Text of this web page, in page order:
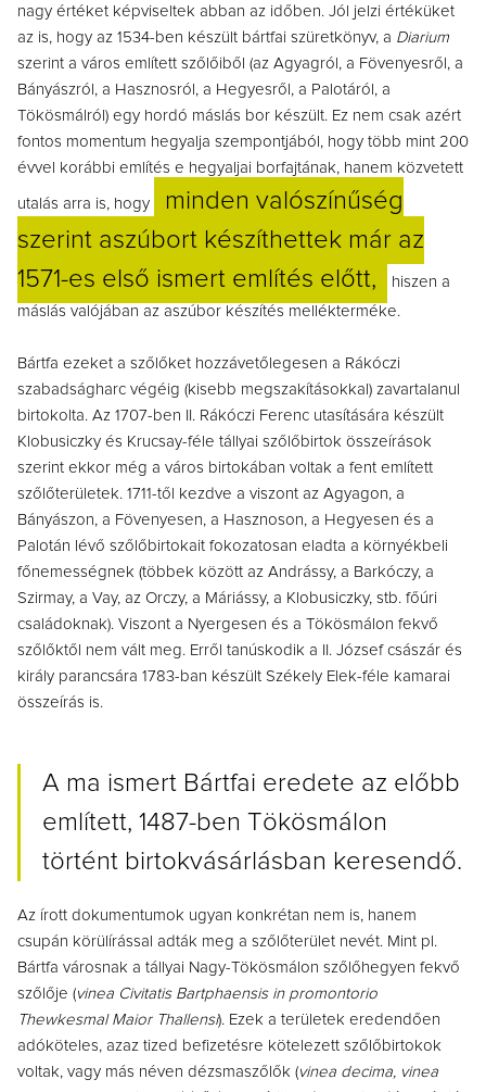
nagy értéket képviseltek abban az időben. Jól jelzi értéküket
az is, hogy az 1534-ben készült bártfai szüretkönyv, a Diarium
szerint a város említett szőlőiből (az Agyagról, a Fövenyesről, a
Bányászról, a Hasznosról, a Hegyesről, a Palotáról, a
Tökösmálról) egy hordó máslás bor készült. Ez nem csak azért
fontos momentum hegyalja szempontjából, hogy több mint 200
évvel korábbi említés e hegyaljai borfajtának, hanem közvetett
utalás arra is, hogy
minden valószínűség
szerint aszúbort készíthettek már az
1571-es első ismert említés előtt,
hiszen a
máslás valójában az aszúbor készítés mellékterméke.
Bártfa ezeket a szőlőket hozzávetőlegesen a Rákóczi
szabadságharc végéig (kisebb megszakításokkal) zavartalanul
birtokolta. Az 1707-ben II. Rákóczi Ferenc utasítására készült
Klobusiczky és Krucsay-féle tállyai szőlőbirtok összeírások
szerint ekkor még a város birtokában voltak a fent említett
szőlőterületek. 1711-től kezdve a viszont az Agyagon, a
Bányászon, a Fövenyesen, a Hasznoson, a Hegyesen és a
Palotán lévő szőlőbirtokait fokozatosan eladta a környékbeli
főnemességnek (többek között az Andrássy, a Barkóczy, a
Szirmay, a Vay, az Orczy, a Máriássy, a Klobusiczky, stb. főúri
családoknak). Viszont a Nyergesen és a Tökösmálon fekvő
szőlőktől nem vált meg. Erről tanúskodik a II. József császár és
király parancsára 1783-ban készült Székely Elek-féle kamarai
összeírás is.
A ma ismert Bártfai eredete az előbb
említett, 1487-ben Tökösmálon
történt birtokvásárlásban keresendő.
Az írott dokumentumok ugyan konkrétan nem is, hanem
csupán körülírással adták meg a szőlőterület nevét. Mint pl.
Bártfa városnak a tállyai Nagy-Tökösmálon szőlőhegyen fekvő
szőlője (vinea Civitatis Bartphaensis in promontorio
Thewkesmal Maior Thallensi). Ezek a területek eredendően
adóköteles, azaz tized befizetésre kötelezett szőlőbirtokok
voltak, vagy más néven dézsmaszőlők (vinea decima, vinea